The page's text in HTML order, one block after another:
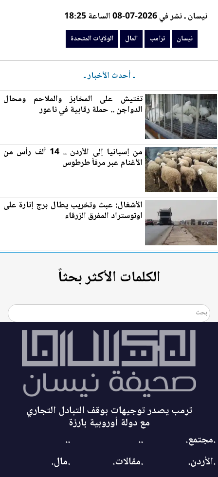
نيسان ـ نشر في 2026-07-08 الساعة 18:25
نيسان ترامب المال الولايات المتحدة
ـ أحدث الأخبار ـ
تفتيش على المخابز والملاحم ومحال
الدواجن .. حملة رقابية فيناعور
من إسبانيا إلى الأردن .. 14 ألف رأس من
الأغنام عبر مرفأ طرطوس
الأشغال: عبث وتخريب يطال برج إنارة على
اوتوستراد المفرق الزرقاء
الكلمات الأكثر بحثاً
ترمب يصدر توجيهات بوقف التبادل التجاري
مع دولة أوروبية بارزة
.مجتمع.
..
..
.الأردن.
.مقالات.
.مال.